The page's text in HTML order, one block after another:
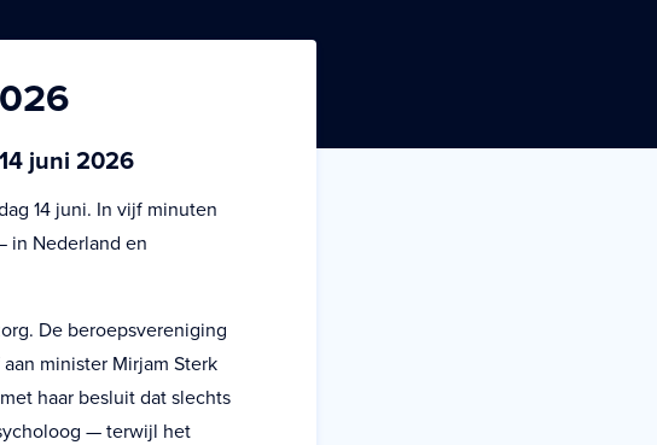
juni 2026
14 juni. In vijf minuten
in Nederland en
De beroepsvereniging
minister Mirjam Sterk
haar besluit dat slechts
— terwijl het